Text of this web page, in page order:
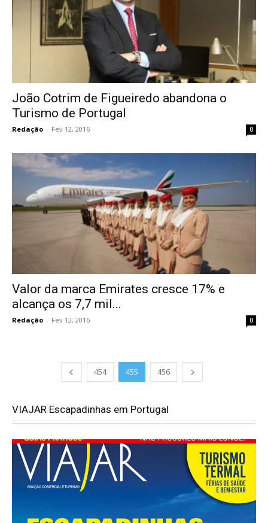
João Cotrim de Figueiredo abandona o
Turismo de Portugal
Redação - Fev 12, 2016 0
Valor da marca Emirates cresce 17% e
alcança os 7,7 mil...
Redação - Fev 12, 2016 0
454 455 456
VIAJAR Escapadinhas em Portugal